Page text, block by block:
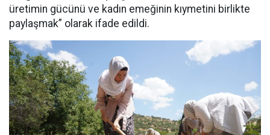
üretimin gücünü ve kadın emeğinin kıymetini birlikte
paylaşmak” olarak ifade edildi.